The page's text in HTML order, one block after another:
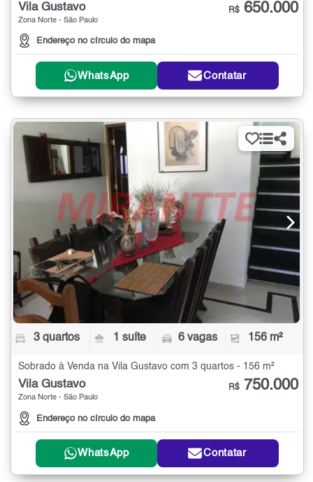
Vila Gustavo
Zona Norte - São Paulo
Endereço no círculo do mapa
R$ 650.000
WhatsApp Contatar
3 quartos 1 suíte 6 vagas 156 m²
Sobrado à Venda na Vila Gustavo com 3 quartos - 156 m²
Vila Gustavo
Zona Norte - São Paulo
Endereço no círculo do mapa
R$ 750.000
WhatsApp Contatar